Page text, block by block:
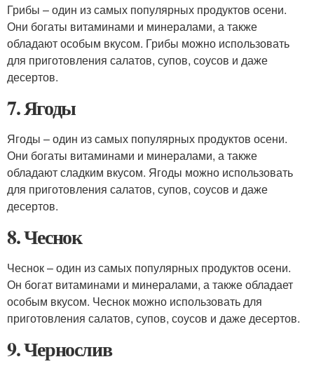
Грибы – один из самых популярных продуктов осени.
Они богаты витаминами и минералами, а также
обладают особым вкусом. Грибы можно использовать
для приготовления салатов, супов, соусов и даже
десертов.
7. Ягоды
Ягоды – один из самых популярных продуктов осени.
Они богаты витаминами и минералами, а также
обладают сладким вкусом. Ягоды можно использовать
для приготовления салатов, супов, соусов и даже
десертов.
8. Чеснок
Чеснок – один из самых популярных продуктов осени.
Он богат витаминами и минералами, а также обладает
особым вкусом. Чеснок можно использовать для
приготовления салатов, супов, соусов и даже десертов.
9. Чернослив